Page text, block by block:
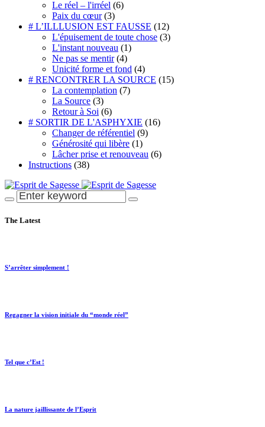
Le réel – l'irréel (6)
Paix du cœur(3)
# L’ILLLUSION EST FAUSSE (12)
L'épuisement de toute chose (3)
L'instant nouveau (1)
Ne pas se mentir(4)
Unicité forme et fond (4)
# RENCONTRER LA SOURCE (15)
La contemplation (7)
La Source (3)
Retour à Soi (6)
# SORTIR DE L'ASPHYXIE (16)
Changer de référentiel (9)
Générosité qui libère (1)
Lâcher prise et renouveau (6)
Instructions (38)
The Latest
S’arrêter simplement !
Regagner la vision initiale du “monde réel”
Tel que c’Est !
La nature jaillissante de l’Esprit